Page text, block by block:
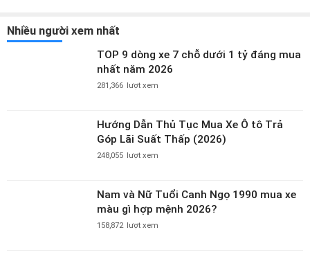
Nhiều người xem nhất
TOP 9 dòng xe 7 chỗ dưới 1 tỷ đáng mua
nhất năm 2026
281,366 lượt xem
Hướng Dẫn Thủ Tục Mua Xe Ô tô Trả
Góp Lãi Suất Thấp (2026)
248,055 lượt xem
Nam và Nữ Tuổi Canh Ngọ 1990 mua xe
màu gì hợp mệnh 2026?
158,872 lượt xem